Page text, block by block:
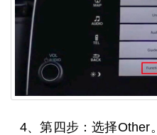
4、第四步：选择Other。